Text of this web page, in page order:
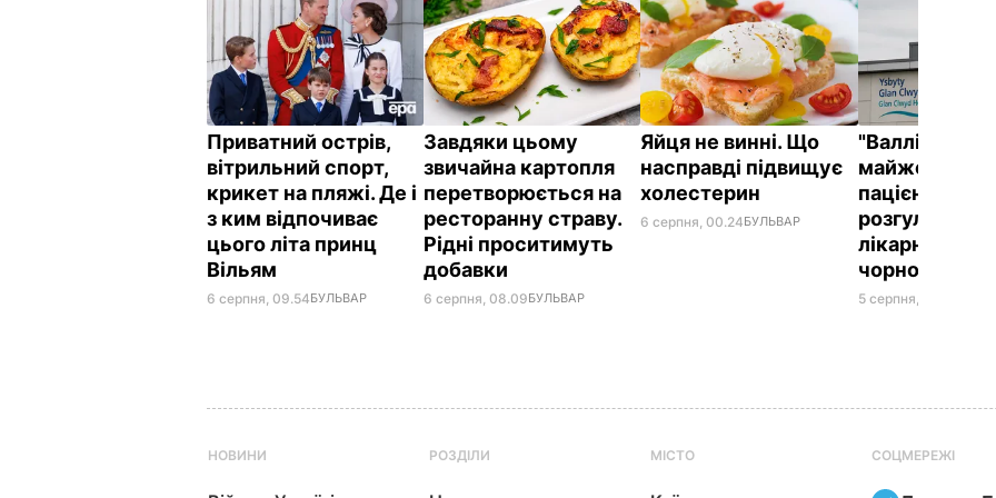
Приватний острів,
вітрильний спорт,
крикет на пляжі. Де і
з ким відпочиває
цього літа принц
Вільям
6 серпня, 09.54БУЛЬВАР
Завдяки цьому
звичайна картопля
перетворюється на
ресторанну страву.
Рідні проситимуть
добавки
6 серпня, 08.09БУЛЬВАР
Яйця не винні. Що
насправді підвищує
холестерин
6 серпня, 00.24БУЛЬВАР
"Валлійський
майже годину
пацієнтів,
розгулюючи
лікарні з
чорному
5 серпня, 23.40
НОВИНИ РОЗДІЛИ МІСТО СОЦМЕРЕЖІ